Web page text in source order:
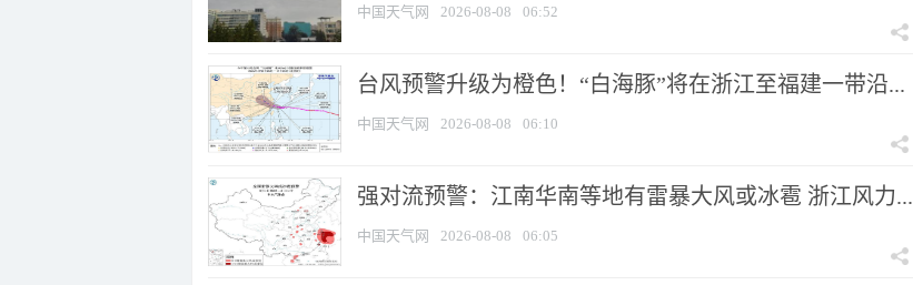
中国天气网 2026-08-08 06:52
台风预警升级为橙色！“白海豚”将在浙江至福建一带沿...
中国天气网 2026-08-08 06:10
强对流预警：江南华南等地有雷暴大风或冰雹 浙江风力...
中国天气网 2026-08-08 06:05